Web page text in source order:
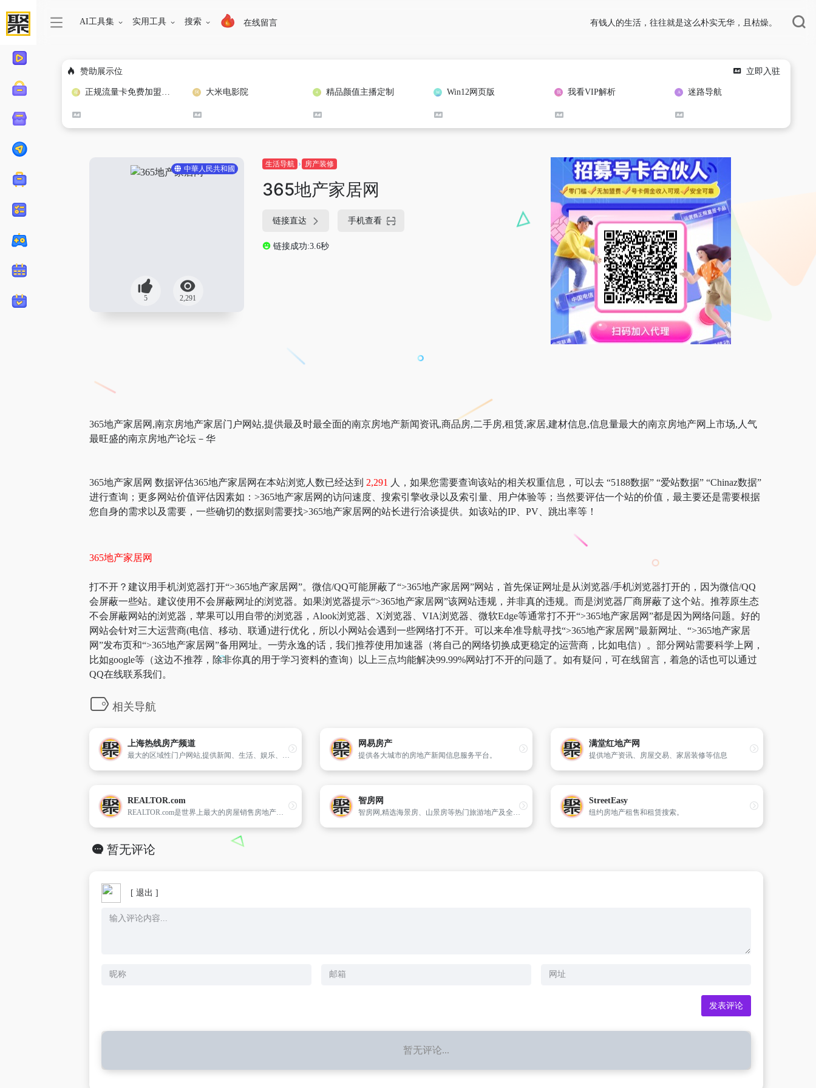
AI工具集 实用工具 搜索 在线留言 有钱人的生活，往往就是这么朴实无华，且枯燥。
赞助展示位 立即入驻
正规流量卡免费加盟合作 大米电影院 精品颜值主播定制 Win12网页版 我看VIP解析 迷路导航
中華人民共和國
5 2,291
生活导航 房产装修
365地产家居网
链接直达 手机查看
链接成功:3.6秒
365地产家居网,南京房地产家居门户网站,提供最及时最全面的南京房地产新闻资讯,商品房,二手房,租赁,家居,建材信息,信息量最大的南京房地产网上市场,人气
最旺盛的南京房地产论坛－华
365地产家居网 数据评估365地产家居网在本站浏览人数已经达到 2,291 人，如果您需要查询该站的相关权重信息，可以去 “5188数据” “爱站数据” “Chinaz数据”
进行查询；更多网站价值评估因素如：>365地产家居网的访问速度、搜索引擎收录以及索引量、用户体验等；当然要评估一个站的价值，最主要还是需要根据
您自身的需求以及需要，一些确切的数据则需要找>365地产家居网的站长进行洽谈提供。如该站的IP、PV、跳出率等！
365地产家居网
打不开？建议用手机浏览器打开“>365地产家居网”。微信/QQ可能屏蔽了“>365地产家居网”网站，首先保证网址是从浏览器/手机浏览器打开的，因为微信/QQ
会屏蔽一些站。建议使用不会屏蔽网址的浏览器。如果浏览器提示“>365地产家居网”该网站违规，并非真的违规。而是浏览器厂商屏蔽了这个站。推荐原生态
不会屏蔽网站的浏览器，苹果可以用自带的浏览器，Alook浏览器、X浏览器、VIA浏览器、微软Edge等通常打不开“>365地产家居网”都是因为网络问题。好的
网站会针对三大运营商(电信、移动、联通)进行优化，所以小网站会遇到一些网络打不开。可以来牟准导航寻找“>365地产家居网”最新网址、“>365地产家居
网”发布页和“>365地产家居网”备用网址。一劳永逸的话，我们推荐使用加速器（将自己的网络切换成更稳定的运营商，比如电信）。部分网站需要科学上网，
比如google等（这边不推荐，除非你真的用于学习资料的查询）以上三点均能解决99.99%网站打不开的问题了。如有疑问，可在线留言，着急的话也可以通过
QQ在线联系我们。
相关导航
上海热线房产频道
最大的区域性门户网站,提供新闻、生活、娱乐、房产、邮件、短信、互动论坛等全方位的信息资讯。中国互联网产业品牌50强本地化综合资讯服务第一名！
网易房产
提供各大城市的房地产新闻信息服务平台。
满堂红地产网
提供地产资讯、房屋交易、家居装修等信息
REALTOR.com
REALTOR.com是世界上最大的房屋销售房地产数据库和全国房地产经纪人协会官方网站。
智房网
智房网,精选海景房、山景房等热门旅游地产及全球度假地产、休闲地产、境外房产,为用户提供全面及时的投资环境、旅居资源、楼盘动态与购房优惠等一站式置业导购。
StreetEasy
纽约房地产租售和租赁搜索。
暂无评论
[ 退出 ]
暂无评论...